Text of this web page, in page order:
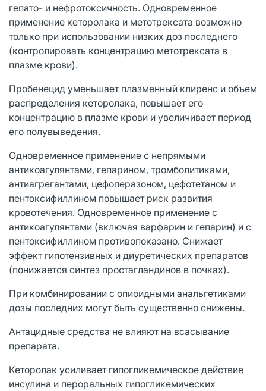
гепато- и нефротоксичность. Одновременное
применение кеторолака и метотрексата возможно
только при использовании низких доз последнего
(контролировать концентрацию метотрексата в
плазме крови).
Пробенецид уменьшает плазменный клиренс и объем
распределения кеторолака, повышает его
концентрацию в плазме крови и увеличивает период
его полувыведения.
Одновременное применение с непрямыми
антикоагулянтами, гепарином, тромболитиками,
антиагрегантами, цефоперазоном, цефотетаном и
пентоксифиллином повышает риск развития
кровотечения. Одновременное применение с
антикоагулянтами (включая варфарин и гепарин) и с
пентоксифиллином противопоказано. Снижает
эффект гипотензивных и диуретических препаратов
(понижается синтез простагландинов в почках).
При комбинировании с опиоидными анальгетиками
дозы последних могут быть существенно снижены.
Антацидные средства не влияют на всасывание
препарата.
Кеторолак усиливает гипогликемическое действие
инсулина и пероральных гипогликемических